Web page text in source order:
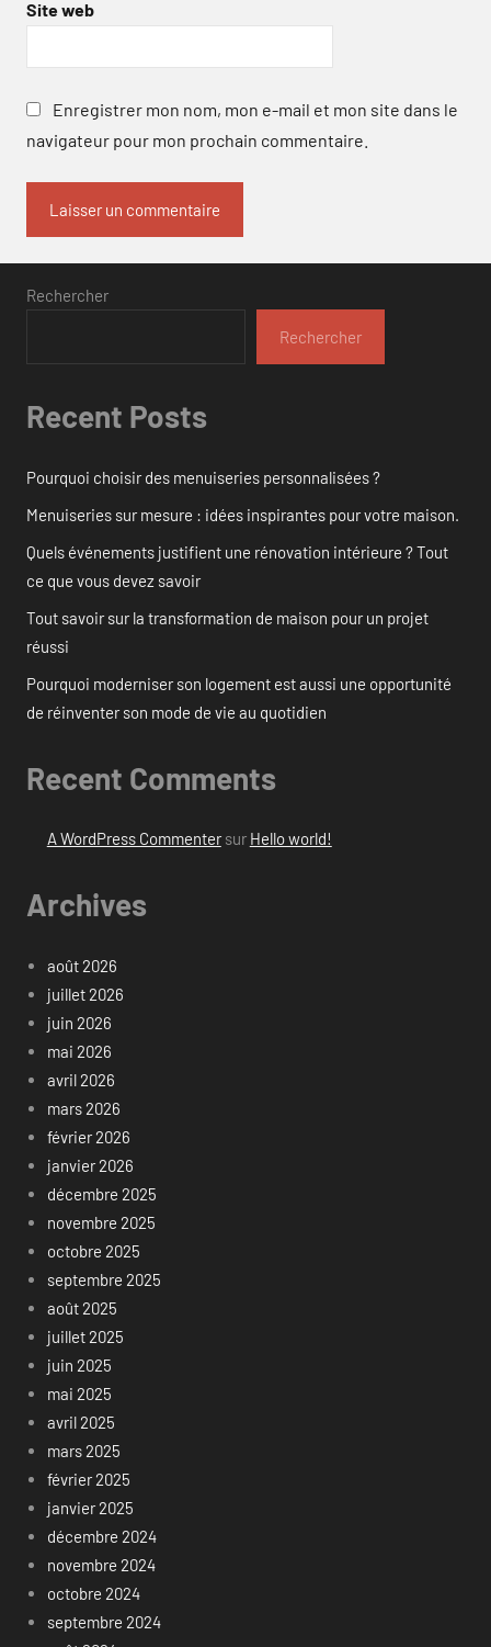
Site web
Enregistrer mon nom, mon e-mail et mon site dans le
navigateur pour mon prochain commentaire.
Rechercher
Rechercher
Recent Posts
Pourquoi choisir des menuiseries personnalisées ?
Menuiseries sur mesure : idées inspirantes pour votre maison.
Quels événements justifient une rénovation intérieure ? Tout
ce que vous devez savoir
Tout savoir sur la transformation de maison pour un projet
réussi
Pourquoi moderniser son logement est aussi une opportunité
de réinventer son mode de vie au quotidien
Recent Comments
A WordPress Commentersur Hello world!
Archives
août 2026
juillet 2026
juin 2026
mai 2026
avril 2026
mars 2026
février 2026
janvier 2026
décembre 2025
novembre 2025
octobre 2025
septembre 2025
août 2025
juillet 2025
juin 2025
mai 2025
avril 2025
mars 2025
février 2025
janvier 2025
décembre 2024
novembre 2024
octobre 2024
septembre 2024